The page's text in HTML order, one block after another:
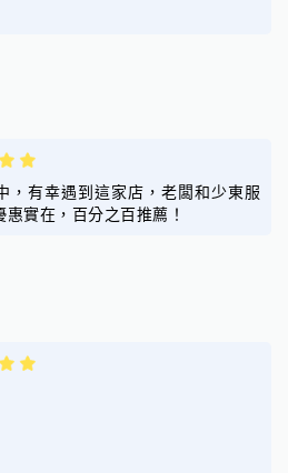
，有幸遇到這家店，老闆和少東服
實在，百分之百推薦！